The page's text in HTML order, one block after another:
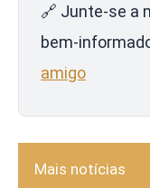
🔗 Junte-se a
bem-
amigo
Mais notícias